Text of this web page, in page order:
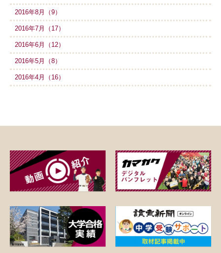
2016年8月（9）
2016年7月（17）
2016年6月（12）
2016年5月（8）
2016年4月（16）